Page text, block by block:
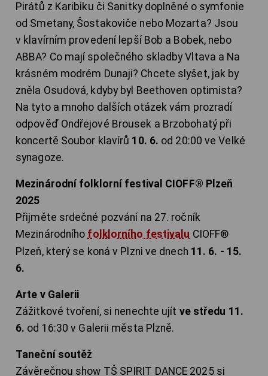
Pirátů z Karibiku či Sanitky doplněné o symfonie
od Smetany, Šostakoviče nebo Mozarta? Jsou
v klavírním provedení lepší Bob a Bobek, nebo
ABBA? Co mají společného skladby Vltava a Na
krásném modrém Dunaji? Chcete slyšet, jak by
zněla Osudová, kdyby byl Beethoven optimista?
Na tyto a mnoho dalších otázek vám prozradí
odpověď Ondřejové Brousek a Brzobohatý při
koncertě Soubor klavírů 10. 6. od 20:00 ve Velké
synagoze.
Mezinárodní folklorní festival CIOFF® Plzeň
2025
Přijměte srdečné pozvání na 27. ročník
Mezinárodního folklorního festivalu CIOFF®
Plzeň, který se koná v Plzni ve dnech 11. 6. - 15.
6.
Arte v Galerii
Zážitkové tvoření, si nenechte ujít ve středu 11.
6. od 16:30 v Galerii města Plzně.
Taneční soutěž
Závěrečnou show TŠ SPIRIT DANCE 2025 si